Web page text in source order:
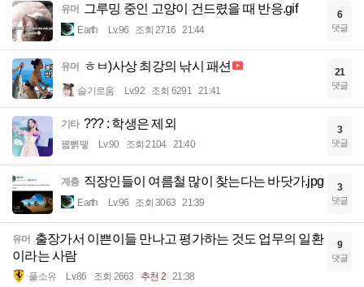
유머 그루밍 중인 고양이 건드렸을 때 반응.gif
Earth Lv.96 조회 2716 21:44
6
댓글
유머 ㅎㅂ)사상 최강의 낚시 패션
슬기로움 Lv.92 조회 6291 21:41
21
댓글
기타 ??? : 학생은 제외
꿻뻵뗗 Lv.90 조회 2104 21:40
3
댓글
계층 직장인들이 여름철 많이 찾는다는 바닷가.jpg
Earth Lv.96 조회 3063 21:39
3
댓글
유머 출장가서 이쁜이들 만나고 평가하는 것도 업무의 일환
이라는 사람
풀소유 Lv.86 조회 2663 추천 2 21:38
9
댓글